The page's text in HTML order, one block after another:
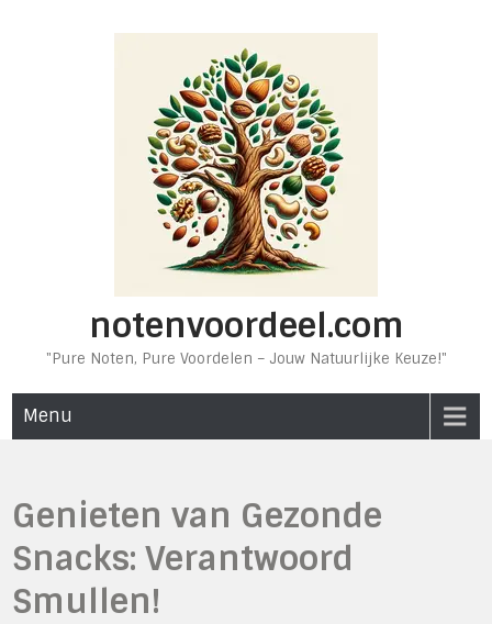
notenvoordeel.com
"Pure Noten, Pure Voordelen – Jouw Natuurlijke Keuze!"
Menu
Genieten van Gezonde
Snacks: Verantwoord
Smullen!